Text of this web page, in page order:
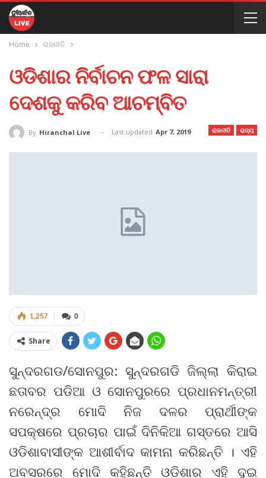
Home ରାଜନୀତି
ଓଡିଶାର ନିର୍ବାଚନ ଫଳ ସାରା
ଦେଶକୁ କରିବ ଆଚମ୍ବିତ
ରାଜନୀତି ରାଜ୍ୟ
By Hiranchal Live Last updated Apr 7, 2019
0
1,257
Share
ସୁନ୍ଦରଗଡ/ସୋନପୁର: ସୁନ୍ଦରଗଡି ଜିଲ୍ଲା କିରାଇ
ଛତାବର ପଡିଆ ଓ ସୋନପୁରରେ ପ୍ରଧାନମନ୍ତ୍ରୀ
ନରେନ୍ଦ୍ର ମୋଦି ନିଜ ଦଳର ପ୍ରାର୍ଥୀଙ୍କ
ସପକ୍ଷରେ ପ୍ରଚାର ପାଇଁ ଦିନିକିଆ ଗସ୍ତରେ ଆସି
ଓଡିଶାବାସୀଙ୍କ ଆଶୀର୍ବାଦ କାମନା କରିଛନ୍ତି । ଏହି
ଅବସରରେ ମୋଦି କହିଛନ୍ତି ଓଡିଶାର ଏହି ଦୁଇ